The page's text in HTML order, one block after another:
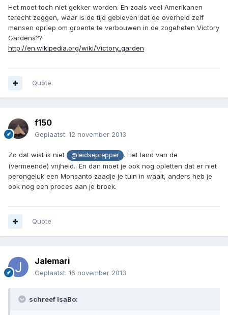
Het moet toch niet gekker worden. En zoals veel Amerikanen
terecht zeggen, waar is de tijd gebleven dat de overheid zelf
mensen opriep om groente te verbouwen in de zogeheten Victory
Gardens??
http://en.wikipedia.org/wiki/Victory_garden
Quote
f150
Geplaatst: 12 november 2013
Zo dat wist ik niet @leidseprepper
. Het land van de
(vermeende) vrijheid.. En dan moet je ook nog opletten dat er niet
perongeluk een Monsanto zaadje je tuin in waait, anders heb je
ook nog een proces aan je broek.
Quote
Jalemari
Geplaatst: 16 november 2013
schreef IsaBo: